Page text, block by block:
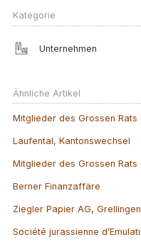
Kategorie
Unternehmen
Ähnliche Artikel
Mitglieder des Grossen Rats
Laufental, Kantonswechsel
Mitglieder des Grossen Rats
Berner Finanzaffäre
Ziegler Papier AG, Grellingen
Société jurassienne